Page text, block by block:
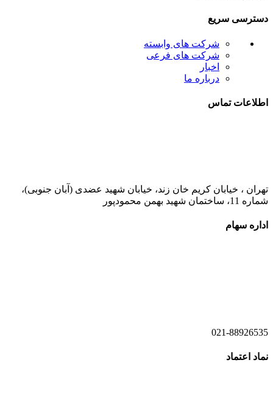
دسترسی سریع
شرکت های وابسته
شرکت های فرعی
اخبار
درباره ما
اطلاعات تماس
تهران ، خیابان کریم خان زند، خیابان شهید عضدی (آبان جنوبی)،
شماره 11، ساختمان شهید بهمن محمودپور
اداره سهام
021-88926535
نماد اعتماد